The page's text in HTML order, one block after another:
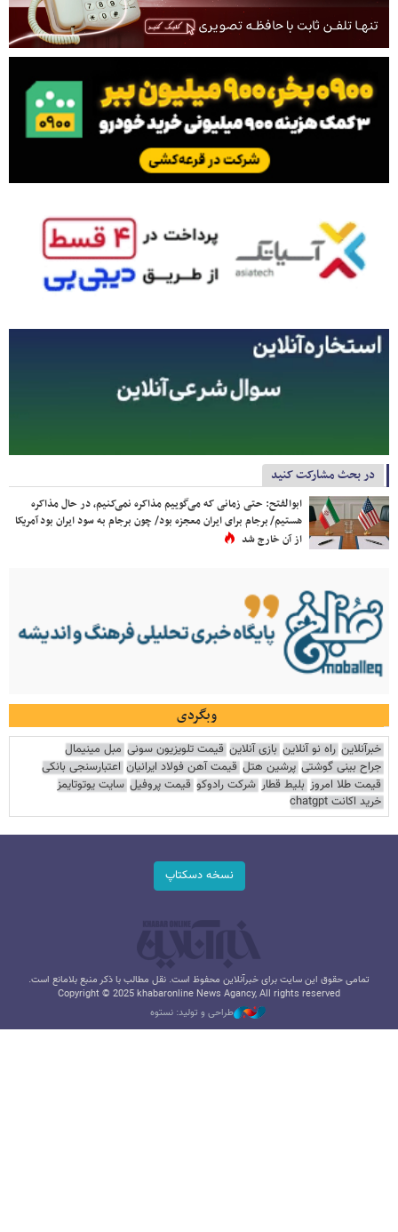
در بحث مشارکت کنید
ابوالفتح: حتی زمانی که می‌گوییم مذاکره نمی‌کنیم، در حال مذاکره
هستیم/ برجام برای ایران معجزه بود/ چون برجام به سود ایران بود آمریکا
از آن خارج شد
وبگردی
خبرآنلاین راه نو آنلاین بازی آنلاین قیمت تلویزیون سونی مبل مینیمال
جراح بینی گوشتی پرشین هتل قیمت آهن فولاد ایرانیان اعتبارسنجی بانکی
قیمت طلا امروز بلیط قطار شرکت رادوکو قیمت پروفیل سایت یوتوتایمز
خرید اکانت chatgpt
نسخه دسکتاپ
تمامی حقوق این سایت برای خبرآنلاین محفوظ است. نقل مطالب با ذکر منبع بلامانع است.
Copyright © 2025 khabaronline News Agancy, All rights reserved
طراحی و تولید: نستوه